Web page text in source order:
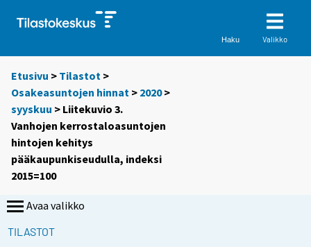
Haku Valikko
Etusivu > Tilastot >
Osakeasuntojen hinnat > 2020>
syyskuu > Liitekuvio 3.
Vanhojen kerrostaloasuntojen
hintojen kehitys
pääkaupunkiseudulla, indeksi
2015=100
Avaa valikko
TILASTOT